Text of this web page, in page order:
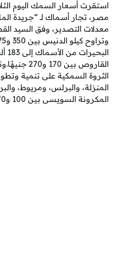
مصر، تجار أسماك لـ “جريدة
معدلات التصدير، وفق السيد
القاروص بين
الثروة السمكية على تنمية
المنزلة، والبرلس، ومريوط،
المكرونة السويسى بين 100 و170 جنيها للمستهلك.